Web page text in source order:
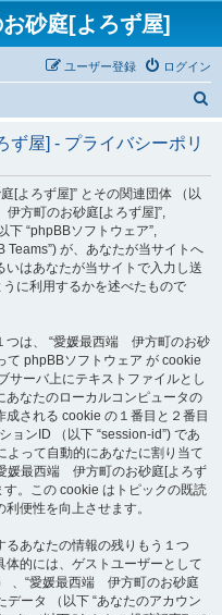
砂庭[よろず屋]
ログイン
ユーザー登録
屋] - プライバシーポリ
[よろず屋]” とその関連団体 （以
伊方町のお砂庭[よろず屋]”,
下 “phpBBソフトウェア”,
Teams”) が、あなたが当サイトへ
はあなたが当サイトで入力し送
に利用するかを述べたもので
つは、 “愛媛最西端 伊方町のお砂
て phpBBソフトウェア が cookie
サーバ上にテキストファイルとし
なたのローカルコンピュータの
される cookie の１番目と２番目
ョンID （以下 “session-id”) であ
よって自動的にあなたに割り当て
媛最西端 伊方町のお砂庭[よろず
。この cookie はトピックの既読
便性を向上させます。
あなたの情報の残りもう１つ
的には、ゲストユーザーとして
、“愛媛最西端 伊方町のお砂庭
データ （以下 “あなたのアカウン